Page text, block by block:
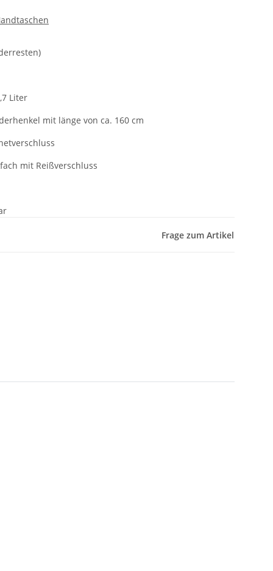
Liter
mit länge von ca. 160 cm
mit Reißverschluss
Frage zum Artikel